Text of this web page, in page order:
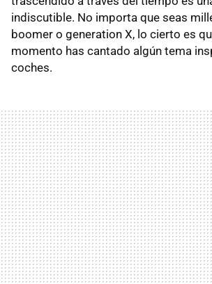
indiscutible. No importa que seas
boomer o generation X, lo cierto es
momento has cantado algún tema
coches.